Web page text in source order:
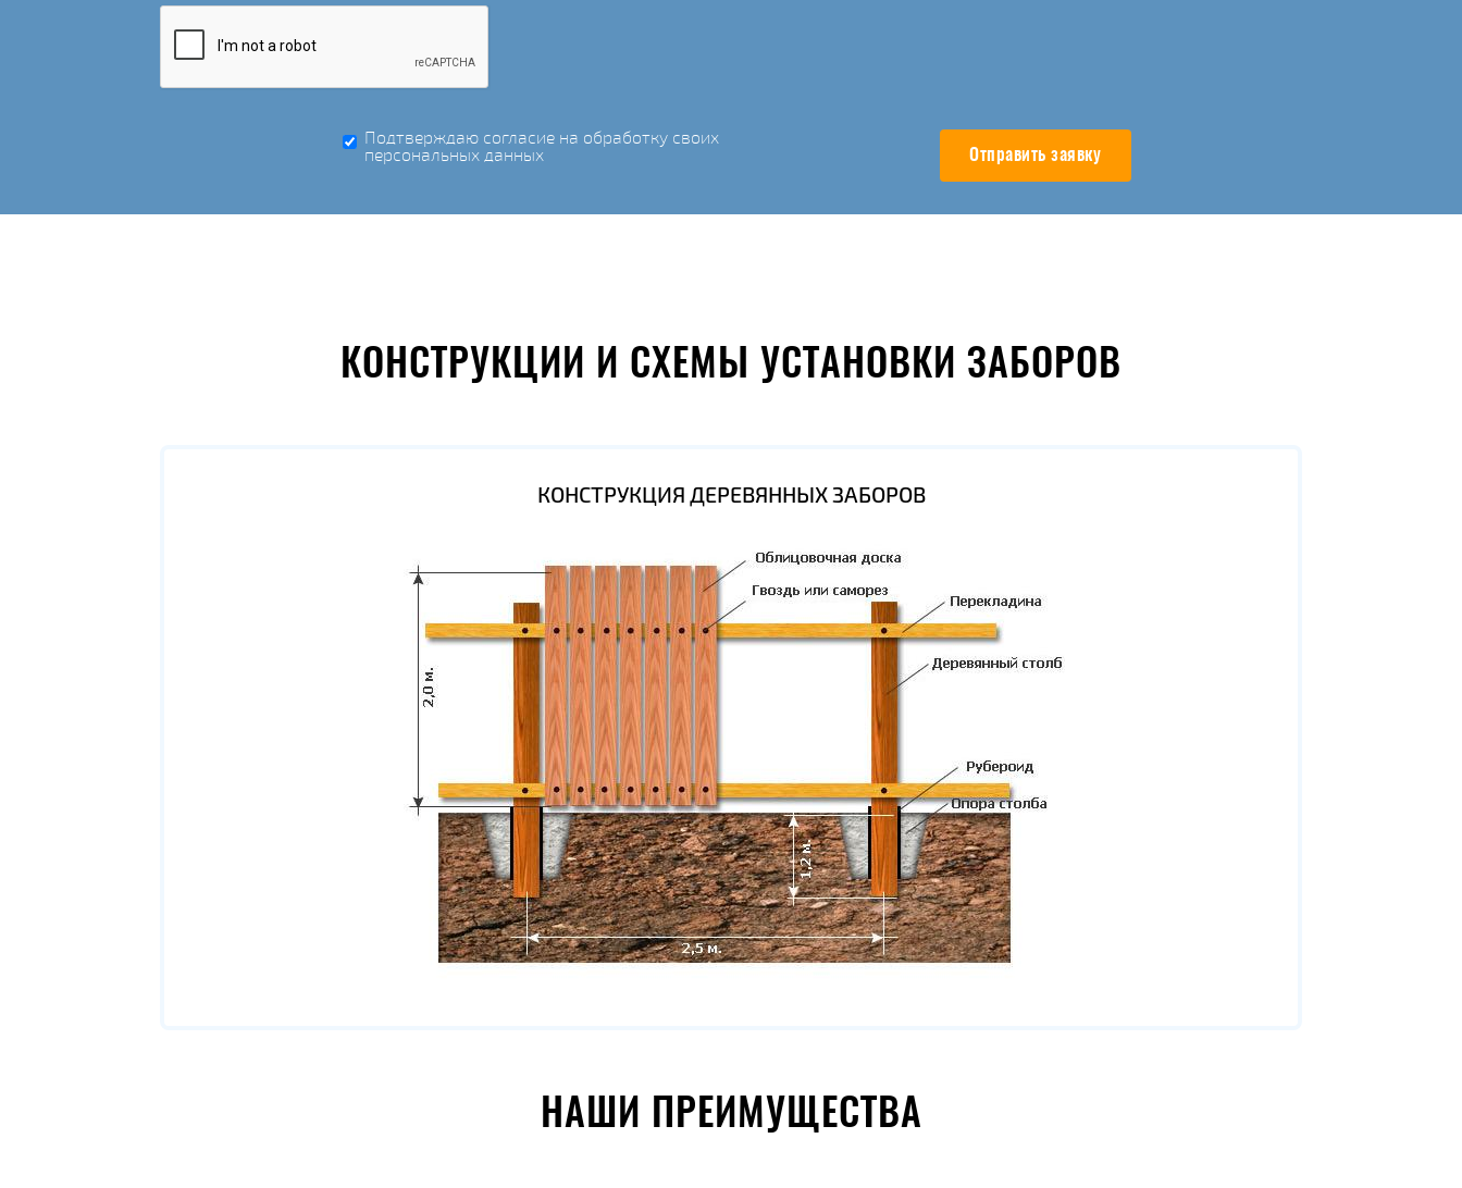
Подтверждаю согласие на обработку своих
персональных данных Отправить заявку
КОНСТРУКЦИИ И СХЕМЫ УСТАНОВКИ ЗАБОРОВ
КОНСТРУКЦИЯ ДЕРЕВЯННЫХ ЗАБОРОВ
НАШИ ПРЕИМУЩЕСТВА